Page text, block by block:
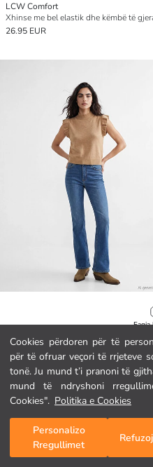
Cookies përdoren për të
për të ofruar veçori të rrjeteve
tonë. Ju mund t’i pranoni të
mund të ndryshoni
Cookies". Politika e Cookies
Personalizo
Rregullimet
Faqja
LCW Comfort
26.95 EUR
24.95 EUR